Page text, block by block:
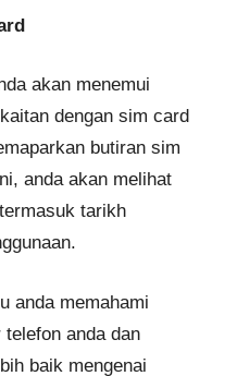
akan menemui
dengan sim card
butiran sim
anda akan melihat
tarikh
anda memahami
telefon anda dan
baik mengenai